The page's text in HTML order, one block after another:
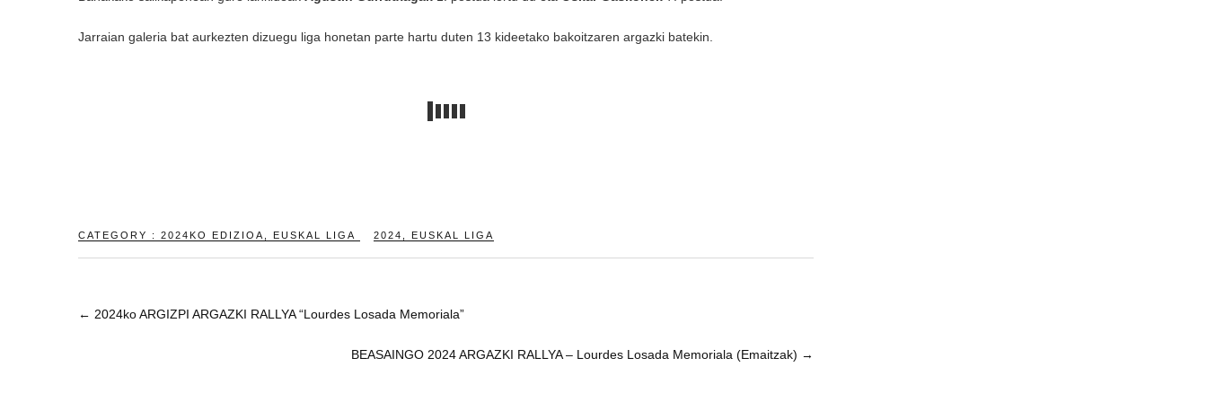
Jarraian galeria bat aurkezten dizuegu liga honetan parte hartu duten 13 kideetako bakoitzaren argazki batekin.
CATEGORY : 2024KO EDIZIOA EUSKAL LIGA 2024 EUSKAL LIGA
← 2024ko ARGIZPI ARGAZKI RALLYA “Lourdes Losada Memoriala”
BEASAINGO 2024 ARGAZKI RALLYA – Lourdes Losada Memoriala (Emaitzak) →